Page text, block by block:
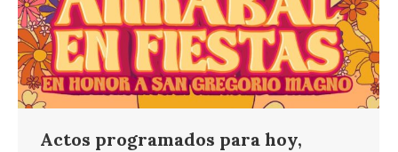
Actos programados para hoy,